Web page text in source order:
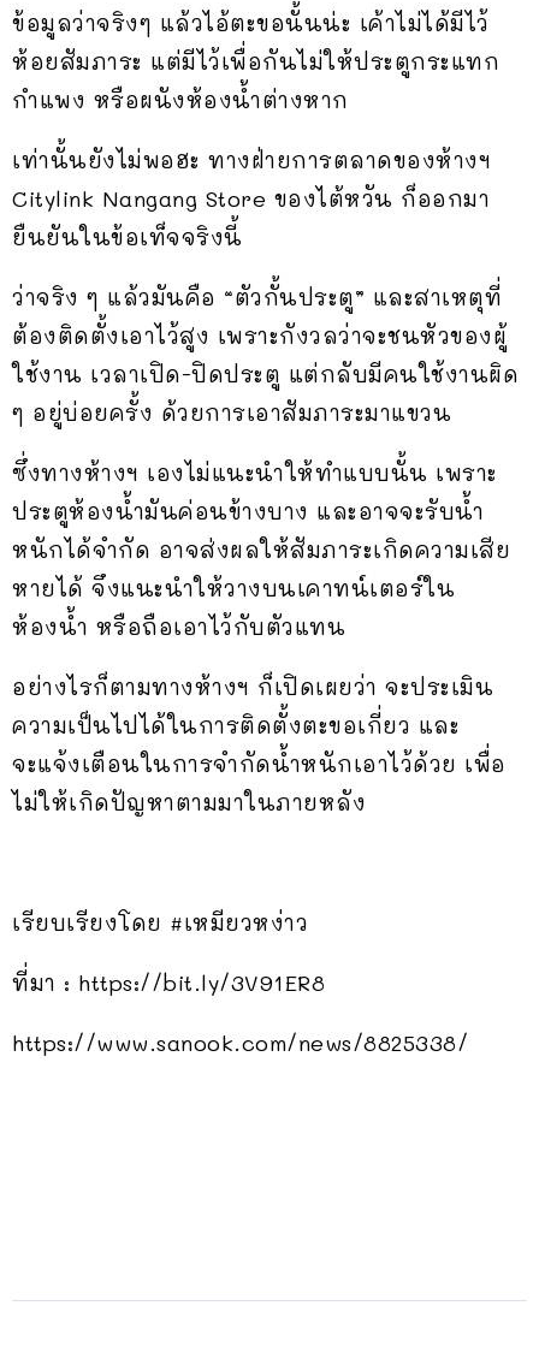
ข้อมูลว่าจริงๆ แล้วไอ้ตะขอนั้นน่ะ เค้าไม่ได้มีไว้
ห้อยสัมภาระ แต่มีไว้เพื่อกันไม่ให้ประตูกระแทก
กำแพง หรือผนังห้องน้ำต่างหาก
เท่านั้นยังไม่พอฮะ ทางฝ่ายการตลาดของห้างฯ
Citylink Nangang Store ของไต้หวัน ก็ออกมา
ยืนยันในข้อเท็จจริงนี้
ว่าจริง ๆ แล้วมันคือ “ตัวกั้นประตู” และสาเหตุที่
ต้องติดตั้งเอาไว้สูง เพราะกังวลว่าจะชนหัวของผู้
ใช้งาน เวลาเปิด-ปิดประตู แต่กลับมีคนใช้งานผิด
ๆ อยู่บ่อยครั้ง ด้วยการเอาสัมภาระมาแขวน
ซึ่งทางห้างฯ เองไม่แนะนำให้ทำแบบนั้น เพราะ
ประตูห้องน้ำมันค่อนข้างบาง และอาจจะรับน้ำ
หนักได้จำกัด อาจส่งผลให้สัมภาระเกิดความเสีย
หายได้ จึงแนะนำให้วางบนเคาทน์เตอร์ใน
ห้องน้ำ หรือถือเอาไว้กับตัวแทน
อย่างไรก็ตามทางห้างฯ ก็เปิดเผยว่า จะประเมิน
ความเป็นไปได้ในการติดตั้งตะขอเกี่ยว และ
จะแจ้งเตือนในการจำกัดน้ำหนักเอาไว้ด้วย เพื่อ
ไม่ให้เกิดปัญหาตามมาในภายหลัง
เรียบเรียงโดย #เหมียวหง่าว
ที่มา : https://bit.ly/3V91ER8
https://www.sanook.com/news/8825338/